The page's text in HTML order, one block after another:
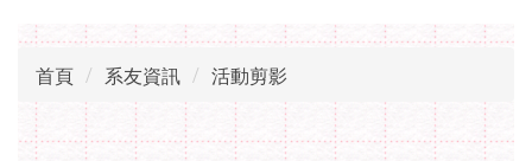
首頁 系友資訊 活動剪影